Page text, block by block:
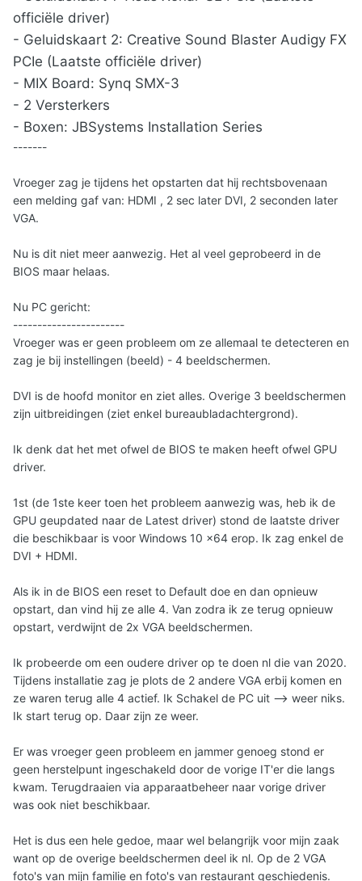
officiële driver)
- Geluidskaart 2: Creative Sound Blaster Audigy FX
PCIe (Laatste officiële driver)
- MIX Board: Synq SMX-3
- 2 Versterkers
- Boxen: JBSystems Installation Series
-------
Vroeger zag je tijdens het opstarten dat hij rechtsbovenaan
een melding gaf van: HDMI , 2 sec later DVI, 2 seconden later
VGA.
Nu is dit niet meer aanwezig. Het al veel geprobeerd in de
BIOS maar helaas.
Nu PC gericht:
-----------------------
Vroeger was er geen probleem om ze allemaal te detecteren en
zag je bij instellingen (beeld) - 4 beeldschermen.
DVI is de hoofd monitor en ziet alles. Overige 3 beeldschermen
zijn uitbreidingen (ziet enkel bureaubladachtergrond).
Ik denk dat het met ofwel de BIOS te maken heeft ofwel GPU
driver.
1st (de 1ste keer toen het probleem aanwezig was, heb ik de
GPU geupdated naar de Latest driver) stond de laatste driver
die beschikbaar is voor Windows 10 x64 erop. Ik zag enkel de
DVI + HDMI.
Als ik in de BIOS een reset to Default doe en dan opnieuw
opstart, dan vind hij ze alle 4. Van zodra ik ze terug opnieuw
opstart, verdwijnt de 2x VGA beeldschermen.
Ik probeerde om een oudere driver op te doen nl die van 2020.
Tijdens installatie zag je plots de 2 andere VGA erbij komen en
ze waren terug alle 4 actief. Ik Schakel de PC uit --> weer niks.
Ik start terug op. Daar zijn ze weer.
Er was vroeger geen probleem en jammer genoeg stond er
geen herstelpunt ingeschakeld door de vorige IT'er die langs
kwam. Terugdraaien via apparaatbeheer naar vorige driver
was ook niet beschikbaar.
Het is dus een hele gedoe, maar wel belangrijk voor mijn zaak
want op de overige beeldschermen deel ik nl. Op de 2 VGA
foto's van mijn familie en foto's van restaurant geschiedenis.